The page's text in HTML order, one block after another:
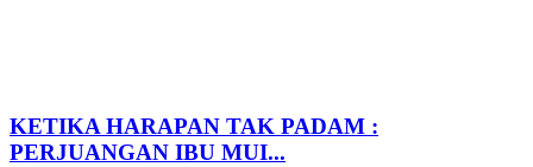
KETIKA HARAPAN TAK PADAM :
PERJUANGAN IBU MUI...